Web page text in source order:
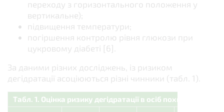
переходу з горизонтального положення у
вертикальне);
підвищення температури;
погіршення контролю рівня глюкози при
цукровому діабеті [6].
За даними різних досліджень, із ризиком
дегідратації асоціюються різні чинники (табл. 1).
Табл. 1. Оцінка ризику дегідратації в осіб похилого віку